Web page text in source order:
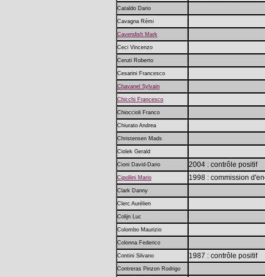
Cataldo Dario
Cavagna Rémi
Cavendish Mark
Ceci Vincenzo
Ceruti Roberto
Cesarini Francesco
Chavanel Sylvain
Chicchi Francesco
Chioccioli Franco
Chiurato Andrea
Christensen Mads
Ciolek Gerald
Cioni David-Dario 2004 : contrôle positif
Cipollini Mario 1998 : commission
Clark Danny
Clerc Aurélien
Colijn Luc
Colombo Maurizio
Colonna Federico
Contini Silvano 1987 : contrôle positif
Contreras Pinzon Rodrigo